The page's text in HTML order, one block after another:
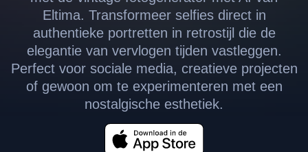
Eltima. Transformeer selfies direct in
authentieke portretten in retrostijl die de
elegantie van vervlogen tijden vastleggen.
Perfect voor sociale media, creatieve projecten
of gewoon om te experimenteren met een
nostalgische esthetiek.